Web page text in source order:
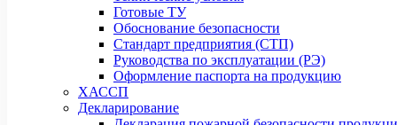
Готовые ТУ
Обоснование безопасности
Стандарт предприятия (СТП)
Руководства по эксплуатации (РЭ)
Оформление паспорта на продукцию
ХАССП
Декларирование